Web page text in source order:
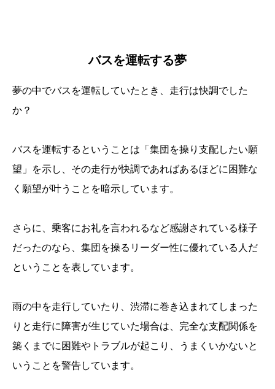
バスを運転する夢
夢の中でバスを運転していたとき、走行は快調でした
か？
バスを運転するということは「集団を操り支配したい願
望」を示し、その走行が快調であればあるほどに困難な
く願望が叶うことを暗示しています。
さらに、乗客にお礼を言われるなど感謝されている様子
だったのなら、集団を操るリーダー性に優れている人だ
ということを表しています。
雨の中を走行していたり、渋滞に巻き込まれてしまった
りと走行に障害が生じていた場合は、完全な支配関係を
築くまでに困難やトラブルが起こり、うまくいかないと
いうことを警告しています。